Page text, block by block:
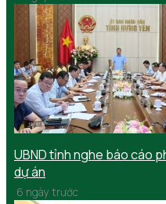
UBND tỉnh nghe báo cáo
dự án
6 ngày trước